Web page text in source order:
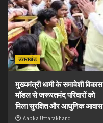
उत्तराखंड
मुख्यमंत्री धामी के समावेशी विकास
मॉडल से जरूरतमंद परिवारों को
मिला सुरक्षित और आधुनिक आवास
Aapka Uttarakhand